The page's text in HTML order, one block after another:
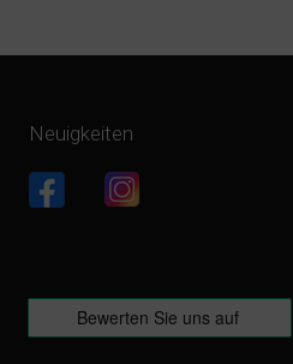
Neuigkeiten